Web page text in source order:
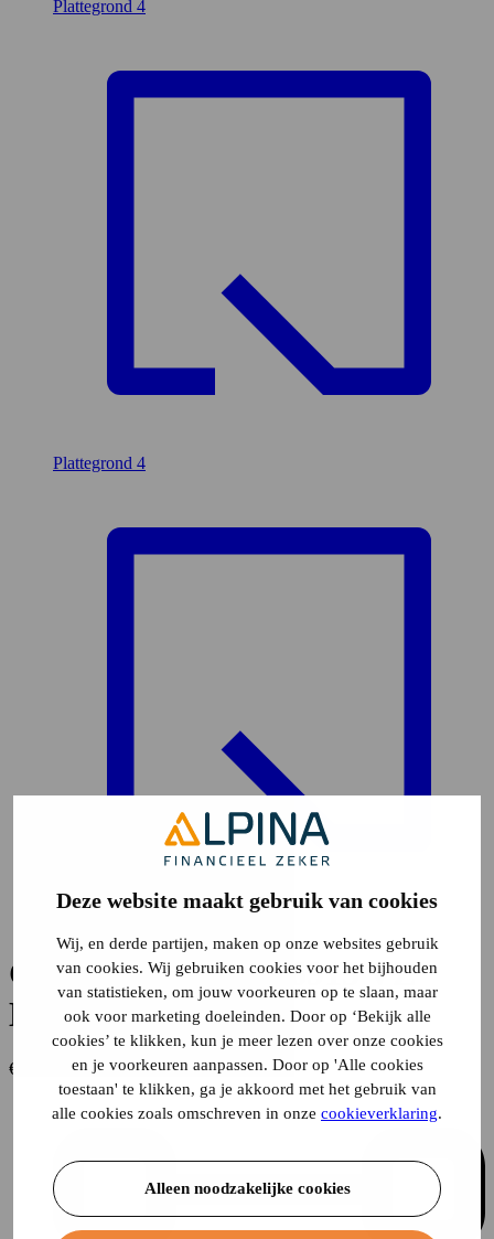
Deze website maakt gebruik van cookies
Wij, en derde partijen, maken op onze websites gebruik
van cookies. Wij gebruiken cookies voor het bijhouden
van statistieken, om jouw voorkeuren op te slaan, maar
ook voor marketing doeleinden. Door op ‘Bekijk alle
cookies’ te klikken, kun je meer lezen over onze cookies
en je voorkeuren aanpassen. Door op 'Alle cookies
toestaan' te klikken, ga je akkoord met het gebruik van
alle cookies zoals omschreven in onze cookieverklaring.
Alleen noodzakelijke cookies
Plattegrond 4
Plattegrond 4
Graaf Ottoweg 686915 VZ
Lobith
€ 299.000,- k.k.